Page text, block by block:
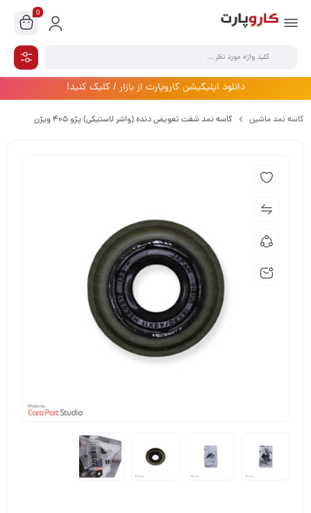
0
دانلود اپلیکیشن کاروپارت از بازار / کلیک کنید!
کاسه نمد ماشین کاسه نمد شفت تعویض دنده (واشر لاستیکی) پژو 405 ویژن